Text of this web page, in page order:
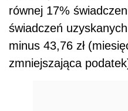
równej 17%
świadczeń
minus 43,76 zł
zmniejszająca